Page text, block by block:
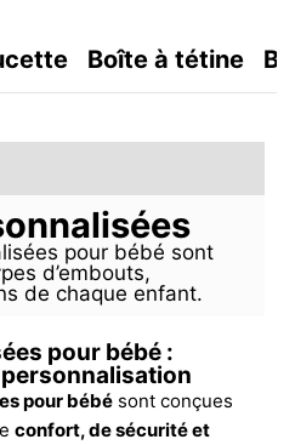
Boîte à tétine
pour bébé sont
d’embouts,
de chaque enfant.
pour bébé :
pour bébé sont conçues
confort, de sécurité et